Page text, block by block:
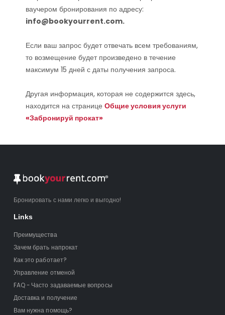
ваучером бронирования по адресу:
info@bookyourrent.com.
Если ваш запрос будет отвечать всем требованиям,
то возмещение будет произведено в течение
максимум 15 дней с даты получения запроса.
Другая информация, которая не содержится здесь,
находится на странице Общие условия услуги
«Забронируй прокат»
Бронировать с нами легко и выгодно!
Links
Преимущества
Зачем брать напрокат
Как это работает?
Управление отменой
FAQ - Часто задаваемые вопросы
Доставка и получение
Вам нужна помощь?